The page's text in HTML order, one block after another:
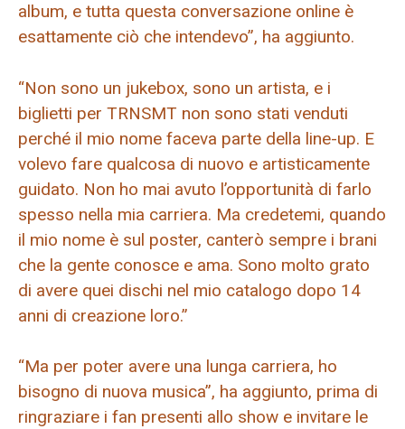
album, e tutta questa conversazione online è
esattamente ciò che intendevo”, ha aggiunto.
“Non sono un jukebox, sono un artista, e i
biglietti per TRNSMT non sono stati venduti
perché il mio nome faceva parte della line-up. E
volevo fare qualcosa di nuovo e artisticamente
guidato. Non ho mai avuto l’opportunità di farlo
spesso nella mia carriera. Ma credetemi, quando
il mio nome è sul poster, canterò sempre i brani
che la gente conosce e ama. Sono molto grato
di avere quei dischi nel mio catalogo dopo 14
anni di creazione loro.”
“Ma per poter avere una lunga carriera, ho
bisogno di nuova musica”, ha aggiunto, prima di
ringraziare i fan presenti allo show e invitare le